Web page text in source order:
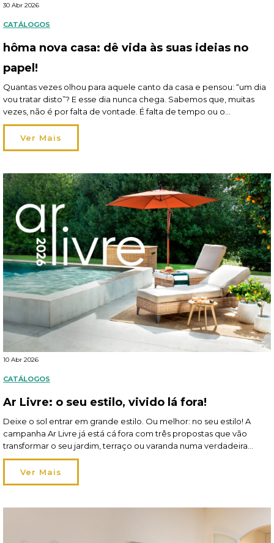
30 Abr 2026
CATÁLOGOS
hôma nova casa: dê vida às suas ideias no
papel!
Quantas vezes olhou para aquele canto da casa e pensou: “um dia
vou tratar disto”? E esse dia nunca chega. Sabemos que, muitas
vezes, não é por falta de vontade. É falta de tempo ou o
orçamento que obriga a dar prioridade a outras coisas. E, assim,
vão ficando para trás pequenos projetos que gostaria […]
Ver Mais
10 Abr 2026
CATÁLOGOS
Ar Livre: o seu estilo, vivido lá fora!
Deixe o sol entrar em grande estilo. Ou melhor: no seu estilo! A
campanha Ar Livre já está cá fora com três propostas que vão
transformar o seu jardim, terraço ou varanda numa verdadeira
extensão de si. Em 2026, viver o exterior ganha um novo
significado: os espaços tornam-se mais flexíveis, acompanham os
seus momentos […]
Ver Mais